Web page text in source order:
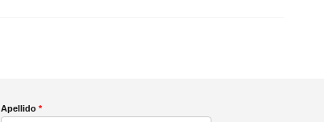
Apellido *